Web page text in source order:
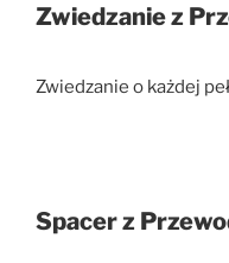
Zwiedzanie z
Zwiedzanie o każdej
Spacer z